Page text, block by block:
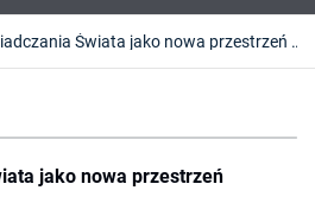
Sala Doświadczania Świata jako nowa przestrzeń rozwijania kompetencji terapeutycznych studentów w czasie praktyk pedagogicznych
jako nowa przestrzeń